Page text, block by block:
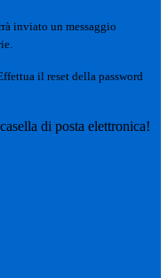
inviato un messaggio
il reset della password
di posta elettronica!